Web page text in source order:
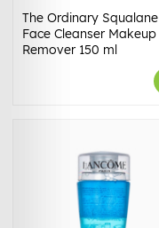
The Ordinary Squalane
Face Cleanser Makeup
Remover 150 ml